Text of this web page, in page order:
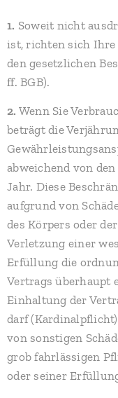
1. Soweit nicht
ist, richten sich Ihre
den gesetzlichen
ff. BGB).
2. Wenn Sie
beträgt die
abweichend von
Jahr. Diese
aufgrund von
des Körpers oder
Verletzung einer
Erfüllung die
Vertrags überhaupt
Einhaltung der
darf
von sonstigen
grob fahrlässigen
oder seiner